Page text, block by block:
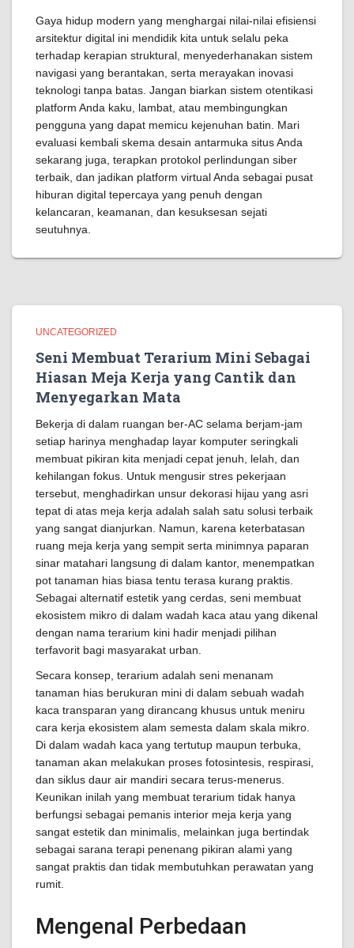
Gaya hidup modern yang menghargai nilai-nilai efisiensi
arsitektur digital ini mendidik kita untuk selalu peka
terhadap kerapian struktural, menyederhanakan sistem
navigasi yang berantakan, serta merayakan inovasi
teknologi tanpa batas. Jangan biarkan sistem otentikasi
platform Anda kaku, lambat, atau membingungkan
pengguna yang dapat memicu kejenuhan batin. Mari
evaluasi kembali skema desain antarmuka situs Anda
sekarang juga, terapkan protokol perlindungan siber
terbaik, dan jadikan platform virtual Anda sebagai pusat
hiburan digital tepercaya yang penuh dengan
kelancaran, keamanan, dan kesuksesan sejati
seutuhnya.
UNCATEGORIZED
Seni Membuat Terarium Mini Sebagai
Hiasan Meja Kerja yang Cantik dan
Menyegarkan Mata
Bekerja di dalam ruangan ber-AC selama berjam-jam
setiap harinya menghadap layar komputer seringkali
membuat pikiran kita menjadi cepat jenuh, lelah, dan
kehilangan fokus. Untuk mengusir stres pekerjaan
tersebut, menghadirkan unsur dekorasi hijau yang asri
tepat di atas meja kerja adalah salah satu solusi terbaik
yang sangat dianjurkan. Namun, karena keterbatasan
ruang meja kerja yang sempit serta minimnya paparan
sinar matahari langsung di dalam kantor, menempatkan
pot tanaman hias biasa tentu terasa kurang praktis.
Sebagai alternatif estetik yang cerdas, seni membuat
ekosistem mikro di dalam wadah kaca atau yang dikenal
dengan nama terarium kini hadir menjadi pilihan
terfavorit bagi masyarakat urban.
Secara konsep, terarium adalah seni menanam
tanaman hias berukuran mini di dalam sebuah wadah
kaca transparan yang dirancang khusus untuk meniru
cara kerja ekosistem alam semesta dalam skala mikro.
Di dalam wadah kaca yang tertutup maupun terbuka,
tanaman akan melakukan proses fotosintesis, respirasi,
dan siklus daur air mandiri secara terus-menerus.
Keunikan inilah yang membuat terarium tidak hanya
berfungsi sebagai pemanis interior meja kerja yang
sangat estetik dan minimalis, melainkan juga bertindak
sebagai sarana terapi penenang pikiran alami yang
sangat praktis dan tidak membutuhkan perawatan yang
rumit.
Mengenal Perbedaan